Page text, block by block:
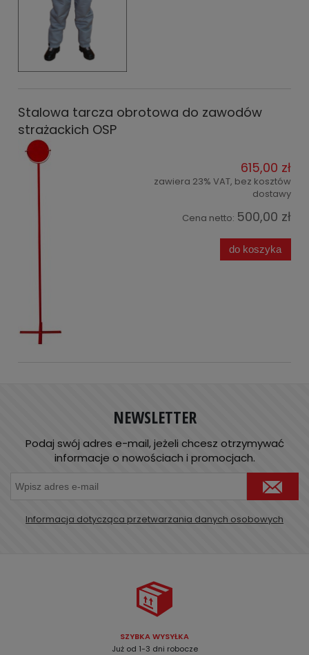
Stalowa tarcza obrotowa do zawodów
strażackich OSP
615,00 zł
zawiera 23% VAT, bez kosztów
dostawy
Cena netto: 500,00 zł
do koszyka
NEWSLETTER
Podaj swój adres e-mail, jeżeli chcesz otrzymywać
informacje o nowościach i promocjach.
Informacja dotycząca przetwarzania danych osobowych
SZYBKA WYSYŁKA
Już od 1-3 dni robocze